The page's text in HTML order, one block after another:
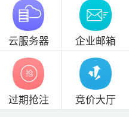
云服务器 企业邮箱
过期抢注 竞价大厅